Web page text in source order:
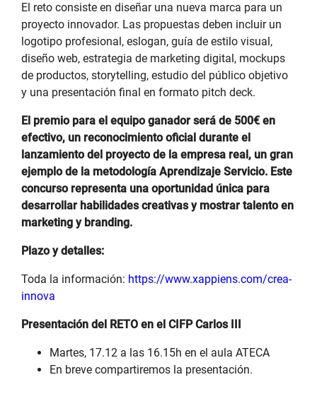
El reto consiste en diseñar una nueva marca para un
proyecto innovador. Las propuestas deben incluir un
logotipo profesional, eslogan, guía de estilo visual,
diseño web, estrategia de marketing digital, mockups
de productos, storytelling, estudio del público objetivo
y una presentación final en formato pitch deck.
El premio para el equipo ganador será de 500€ en
efectivo, un reconocimiento oficial durante el
lanzamiento del proyecto de la empresa real, un gran
ejemplo de la metodología Aprendizaje Servicio. Este
concurso representa una oportunidad única para
desarrollar habilidades creativas y mostrar talento en
marketing y branding.
Plazo y detalles:
Toda la información: https://www.xappiens.com/crea-
innova
Presentación del RETO en el CIFP Carlos III
Martes, 17.12 a las 16.15h en el aula ATECA
En breve compartiremos la presentación.